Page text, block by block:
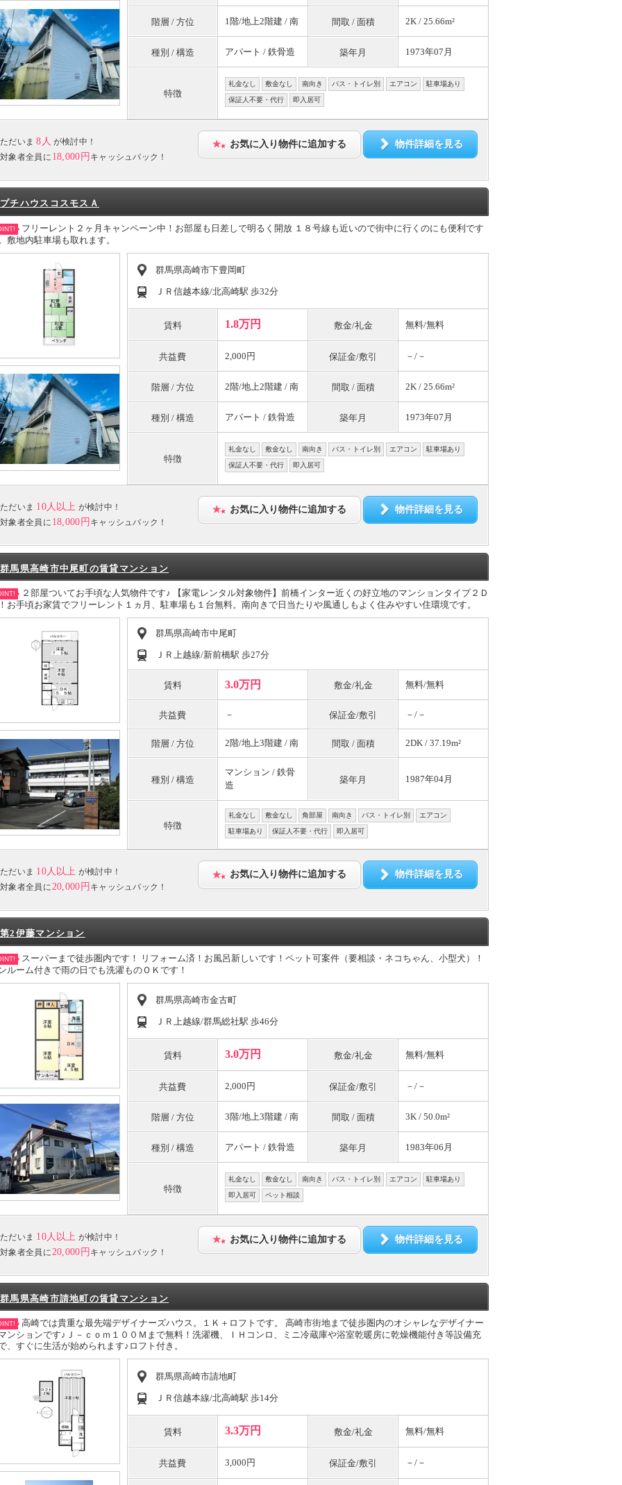
階層 / 方位 1階/地上2階建 / 南 間取 / 面積 2K / 25.66m²
種別 / 構造 アパート / 鉄骨造 築年月 1973年07月
特徴
礼金なし 敷金なし 南向き バス・トイレ別 エアコン 駐車場あり
保証人不要・代行 即入居可
ただいま 8人 が検討中！
対象者全員に 18,000円 キャッシュバック！
お気に入り物件に追加する 物件詳細を見る
プチハウスコスモスＡ
フリーレント２ヶ月キャンペーン中！お部屋も日差しで明るく開放 １８号線も近いので街中に行くのにも便利です
敷地内駐車場も取れます。
群馬県高崎市下豊岡町
ＪＲ信越本線/北高崎駅 歩32分
賃料 1.8万円 敷金/礼金 無料/無料
共益費 2,000円 保証金/敷引 －/－
階層 / 方位 2階/地上2階建 / 南 間取 / 面積 2K / 25.66m²
種別 / 構造 アパート / 鉄骨造 築年月 1973年07月
特徴
礼金なし 敷金なし 南向き バス・トイレ別 エアコン 駐車場あり
保証人不要・代行 即入居可
ただいま 10人以上 が検討中！
対象者全員に 18,000円 キャッシュバック！
お気に入り物件に追加する 物件詳細を見る
群馬県高崎市中尾町の賃貸マンション
２部屋ついてお手頃な人気物件です♪ 【家電レンタル対象物件】前橋インター近くの好立地のマンションタイプ２Ｄ
お手頃お家賃でフリーレント１ヵ月、駐車場も１台無料。南向きで日当たりや風通しもよく住みやすい住環境です。
群馬県高崎市中尾町
ＪＲ上越線/新前橋駅 歩27分
賃料 3.0万円 敷金/礼金 無料/無料
共益費 － 保証金/敷引 －/－
階層 / 方位 2階/地上3階建 / 南 間取 / 面積 2DK / 37.19m²
種別 / 構造
マンション / 鉄骨
造
築年月 1987年04月
特徴
礼金なし 敷金なし 角部屋 南向き バス・トイレ別 エアコン
駐車場あり 保証人不要・代行 即入居可
ただいま 10人以上 が検討中！
対象者全員に20,000円 キャッシュバック！
お気に入り物件に追加する 物件詳細を見る
第2伊藤マンション
スーパーまで徒歩圏内です！ リフォーム済！お風呂新しいです！ペット可案件（要相談・ネコちゃん、小型犬）！
ルーム付きで雨の日でも洗濯ものＯＫです！
群馬県高崎市金古町
ＪＲ上越線/群馬総社駅 歩46分
賃料 3.0万円 敷金/礼金 無料/無料
共益費 2,000円 保証金/敷引 －/－
階層 / 方位 3階/地上3階建 / 南 間取 / 面積 3K / 50.0m²
種別 / 構造 アパート / 鉄骨造 築年月 1983年06月
特徴
礼金なし 敷金なし 南向き バス・トイレ別 エアコン 駐車場あり
即入居可 ペット相談
ただいま 10人以上 が検討中！
対象者全員に 20,000円 キャッシュバック！
お気に入り物件に追加する 物件詳細を見る
群馬県高崎市請地町の賃貸マンション
高崎では貴重な最先端デザイナーズハウス。１Ｋ＋ロフトです。 高崎市街地まで徒歩圏内のオシャレなデザイナー
ンションです♪Ｊ－ｃｏｍ１００Ｍまで無料！洗濯機、ＩＨコンロ、ミニ冷蔵庫や浴室乾暖房に乾燥機能付き等設備充
、すぐに生活が始められます♪ロフト付き。
群馬県高崎市請地町
ＪＲ信越本線/北高崎駅 歩14分
賃料 3.3万円 敷金/礼金 無料/無料
共益費 3,000円 保証金/敷引 －/－